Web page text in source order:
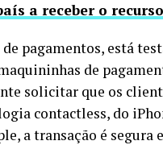
a receber o
pagamentos, está
de
solicitar que os
contactless, do
a transação é segura